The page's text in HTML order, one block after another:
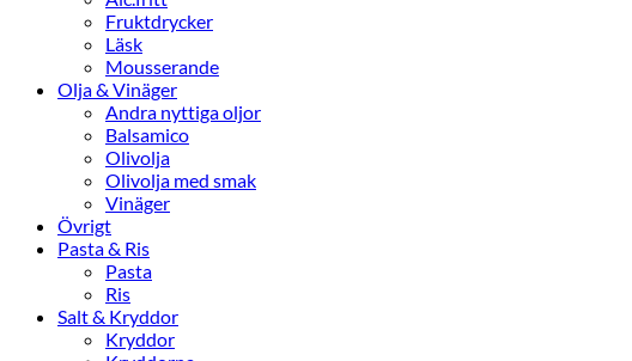
Fruktdrycker
Läsk
Mousserande
Olja & Vinäger
Andra nyttiga oljor
Balsamico
Olivolja
Olivolja med smak
Vinäger
Övrigt
Pasta & Ris
Pasta
Ris
Salt & Kryddor
Kryddor